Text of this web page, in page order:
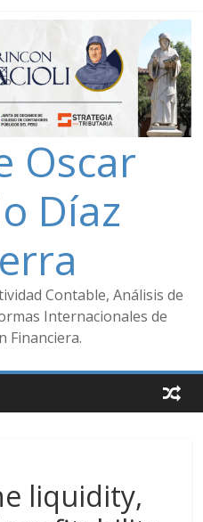
Oscar
Díaz
Contable, Análisis de
Internacionales de
Financiera.
liquidity,